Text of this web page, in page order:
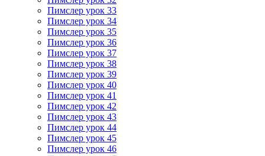
Пимслер урок 33
Пимслер урок 34
Пимслер урок 35
Пимслер урок 36
Пимслер урок 37
Пимслер урок 38
Пимслер урок 39
Пимслер урок 40
Пимслер урок 41
Пимслер урок 42
Пимслер урок 43
Пимслер урок 44
Пимслер урок 45
Пимслер урок 46